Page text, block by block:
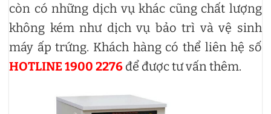
còn có những dịch vụ khác cũng chất lượng
không kém như dịch vụ bảo trì và vệ sinh
máy ấp trứng. Khách hàng có thể liên hệ số
HOTLINE 1900 2276 để được tư vấn thêm.